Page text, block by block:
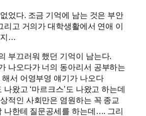
었다. 조금 기억에 남는 것은 부안
리고 거의가 대학생활에서 연애 이
지…
부끄러워 했던 기억이 남는다.
나오다가 너의 동아리서 공부하는
서 어영부영 얘기가 나오다
나왔고 ‘마르크스’도 나왔고 하는데
적인 사회만은 염원하는 꼭 종교
나한테 질문공세를 하는데…. 그리